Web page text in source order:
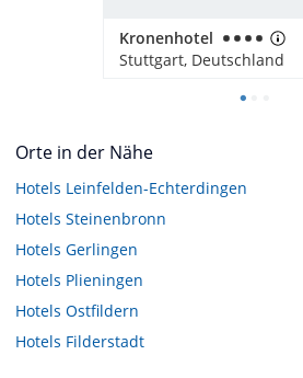
Kronenhotel
Stuttgart, Deutschland
Orte in der Nähe
Hotels Leinfelden-Echterdingen
Hotels Steinenbronn
Hotels Gerlingen
Hotels Plieningen
Hotels Ostfildern
Hotels Filderstadt